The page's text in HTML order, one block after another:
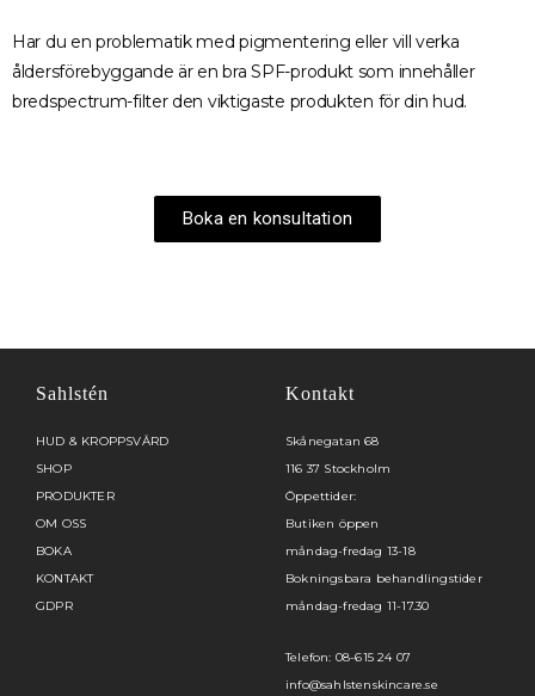
Har du en problematik med pigmentering eller vill verka
åldersförebyggande är en braSPF-produkt som innehåller
bredspectrum-filter den viktigaste produkten för din hud.
Boka en konsultation
Sahlstén
HUD & KROPPSVÅRD
SHOP
PRODUKTER
OM OSS
BOKA
KONTAKT
GDPR
Kontakt
Skånegatan 68
116 37 Stockholm
Öppettider:
Butiken öppen
måndag-fredag 13-18
Bokningsbara behandlingstider
måndag-fredag 11-17.30
Telefon: 08-615 24 07
info@sahlstenskincare.se